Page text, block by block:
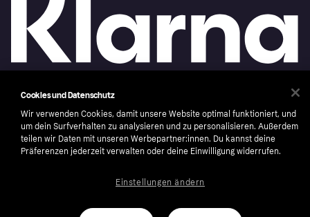
rights reserved. Klarna Bank AB (publ). Sveavägen 46, 111 34 Stockholm. Organization
number: 556737-0431
NutzungsbedingungenCookiesKlarna.com
Cookies und Datenschutz
Wir verwenden Cookies, damit unsere Website optimal funktioniert, und
um dein Surfverhalten zu analysieren und zu personalisieren. Außerdem
teilen wir Daten mit unseren Werbepartner:innen. Du kannst deine
Präferenzen jederzeit verwalten oder deine Einwilligung widerrufen.
Einstellungen ändern